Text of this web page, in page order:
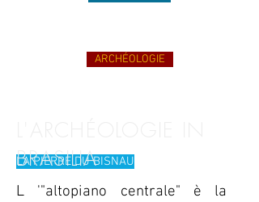
ARCHÉOLOGIE
LA PIERRE DU BISNAU
BRASILIA
L '"altopiano centrale" è la